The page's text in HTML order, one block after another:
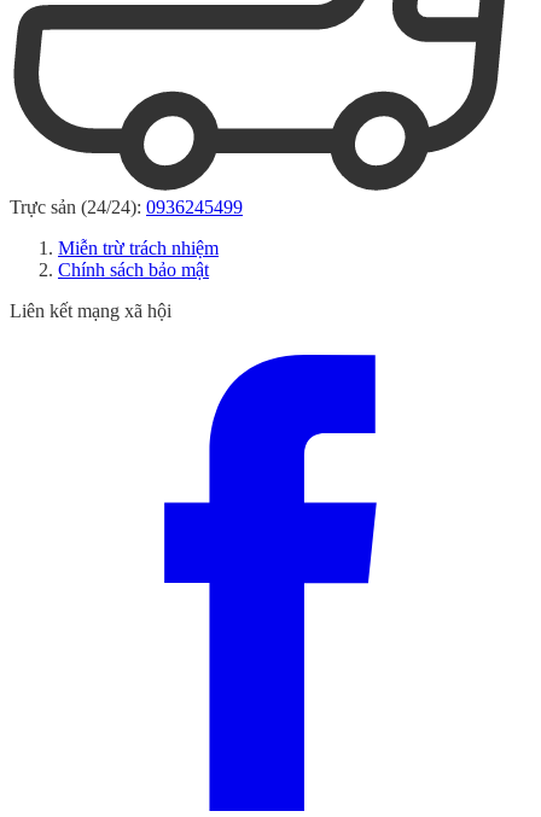
Trực sản (24/24): 0936245499
Miễn trừ trách nhiệm
Chính sách bảo mật
Liên kết mạng xã hội